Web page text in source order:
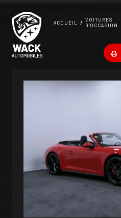
ACCUEIL
VOITURES
D'OCCASION